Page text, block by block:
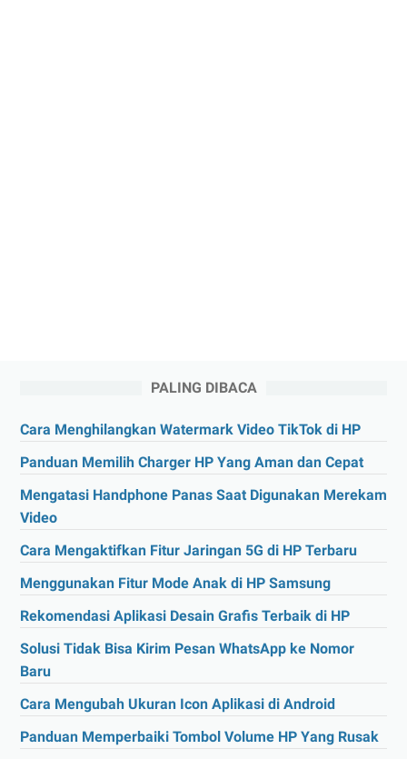
PALING DIBACA
Cara Menghilangkan Watermark Video TikTok di HP
Panduan Memilih Charger HP Yang Aman dan Cepat
Mengatasi Handphone Panas Saat Digunakan Merekam
Video
Cara Mengaktifkan Fitur Jaringan 5G di HP Terbaru
Menggunakan Fitur Mode Anak di HP Samsung
Rekomendasi Aplikasi Desain Grafis Terbaik di HP
Solusi Tidak Bisa Kirim Pesan WhatsApp ke Nomor
Baru
Cara Mengubah Ukuran Icon Aplikasi di Android
Panduan Memperbaiki Tombol Volume HP Yang Rusak